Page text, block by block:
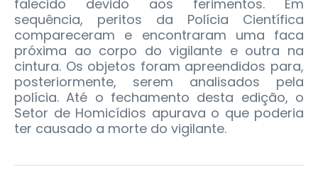
falecido devido aos ferimentos. Em
sequência, peritos da Polícia Científica
compareceram e encontraram uma faca
próxima ao corpo do vigilante e outra na
cintura. Os objetos foram apreendidos para,
posteriormente, serem analisados pela
polícia. Até o fechamento desta edição, o
Setor de Homicídios apurava o que poderia
ter causado a morte do vigilante.